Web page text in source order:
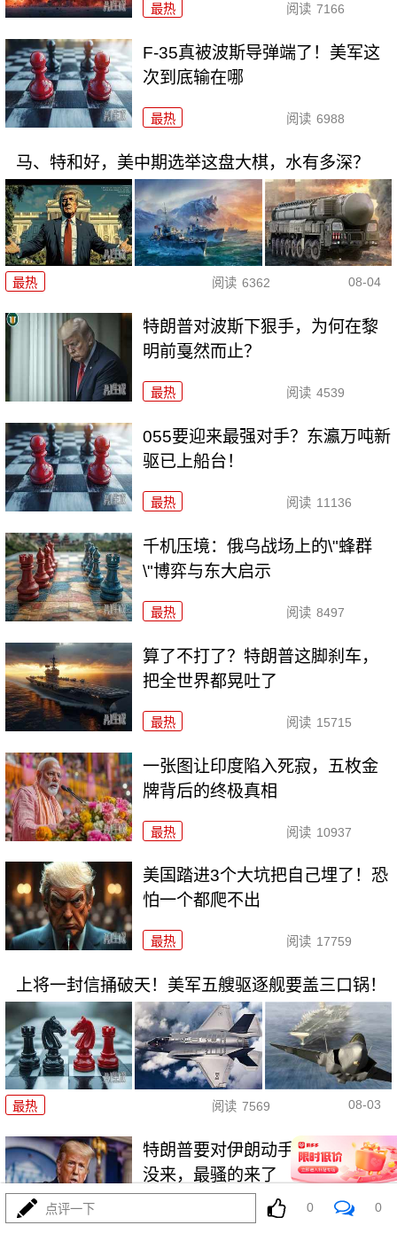
最热 阅读 7166
F-35真被波斯导弹端了！美军这
次到底输在哪
最热 阅读 6988
马、特和好，美中期选举这盘大棋，水有多深？
最热 阅读 6362 08-04
特朗普对波斯下狠手，为何在黎
明前戛然而止？
最热 阅读 4539
055要迎来最强对手？东瀛万吨新
驱已上船台！
最热 阅读 11136
千机压境：俄乌战场上的\"蜂群
\"博弈与东大启示
最热 阅读 8497
算了不打了？特朗普这脚刹车，
把全世界都晃吐了
最热 阅读 15715
一张图让印度陷入死寂，五枚金
牌背后的终极真相
最热 阅读 10937
美国踏进3个大坑把自己埋了！恐
怕一个都爬不出
最热 阅读 17759
上将一封信捅破天！美军五艘驱逐舰要盖三口锅！
最热 阅读 7569 08-03
特朗普要对伊朗动手？最狠的还
没来，最骚的来了
阅读 6137
点评一下 0 0